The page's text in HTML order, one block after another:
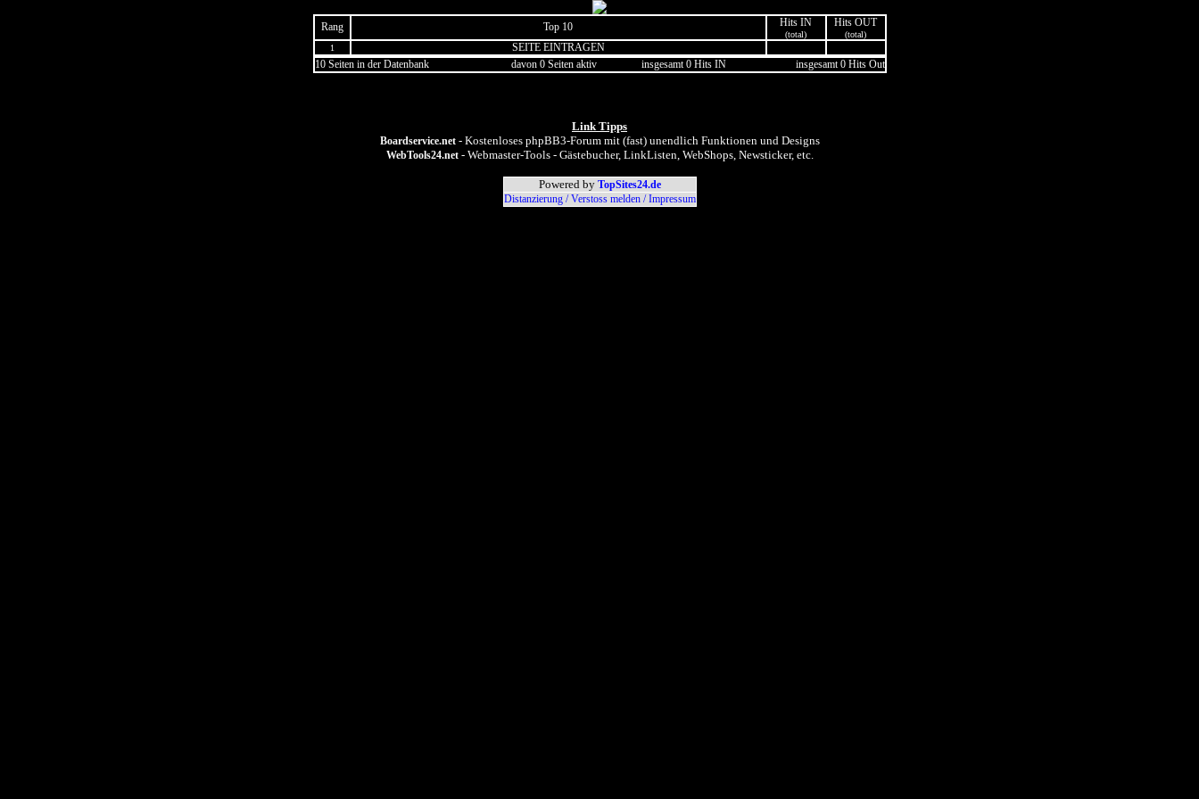
Rang Top 10 Hits IN
(total)
Hits OUT
(total)
1
SEITE EINTRAGEN
10 Seiten in der Datenbank
davon 0 Seiten aktiv insgesamt 0 Hits IN insgesamt 0 Hits Out
Link Tipps
Boardservice.net- Kostenloses phpBB3-Forum mit (fast) unendlich Funktionen und Designs
WebTools24.net- Webmaster-Tools - Gästebucher, LinkListen, WebShops, Newsticker, etc.
Powered by TopSites24.de
Distanzierung / Verstoss melden / Impressum